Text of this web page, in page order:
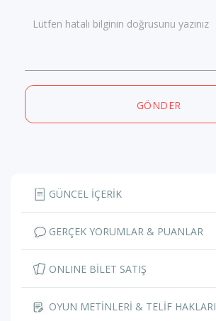
Lütfen hatalı bilginin doğrusunu yazınız
GÖNDER
GÜNCEL İÇERİK
GERÇEK YORUMLAR & PUANLAR
ONLINE BİLET SATIŞ
OYUN METİNLERİ & TELİF HAKLARI